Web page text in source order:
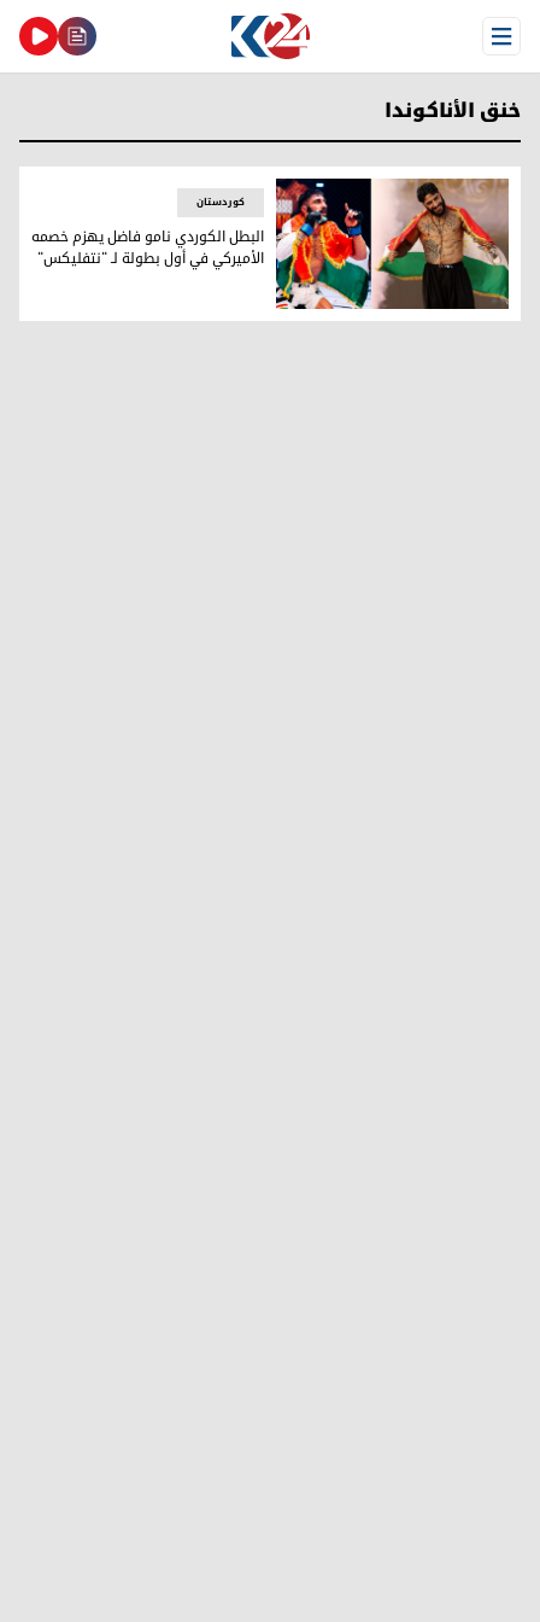
Open Menu
خنق الأناكوندا
البطل الكوردي نامو فاضل يهزم خصمه الأميركي في أول
کوردستان
البطل الكوردي نامو فاضل يهزم خصمه
الأميركي في أول بطولة لـ "نتفليكس"